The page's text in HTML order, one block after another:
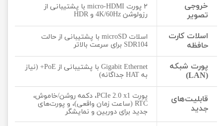
خروجی
تصویر
۲ پورت micro-HDMI با پشتیبانی از
رزولوشن 4K/60Hz و HDR
اسلات کارت
حافظه
اسلات microSD با پشتیبانی از حالت
SDR104 برای سرعت بالاتر
پورت شبکه
(LAN)
Gigabit Ethernet با پشتیبانی از PoE+ (نیاز
به HAT جداگانه)
قابلیت‌های
جدید
پورت PCIe 2.0 x1، دکمه روشن/خاموش،
RTC (ساعت زمان واقعی)، و پورت‌های
جدید برای دوربین و نمایشگر